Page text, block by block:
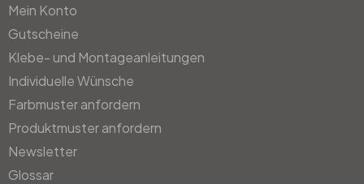
Mein Konto
Gutscheine
Klebe- und Montageanleitungen
Individuelle Wünsche
Farbmuster anfordern
Produktmuster anfordern
Newsletter
Glossar